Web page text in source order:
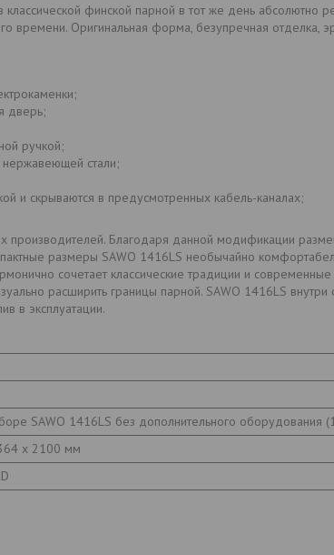
финской парной в тот же день абсолютно
Оригинальная форма, безупречная отделка,
дверь;
ручкой;
нержавеющей стали;
и скрываются в предусмотренных кабель-каналах;
производителей. Благодаря данной модификации
размеры SAWO 1416LS необычайно
сочетает классические традиции и
расширить границы парной. SAWO 1416LS
в эксплуатации.
SAWO 1416LS без дополнительного оборудования
x 2100 мм